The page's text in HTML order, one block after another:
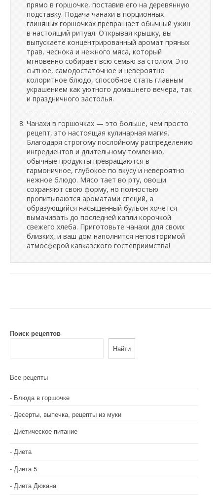
прямо в горшочке, поставив его на деревянную
подставку. Подача чанахи в порционных
глиняных горшочках превращает обычный ужин
в настоящий ритуал. Открывая крышку, вы
выпускаете концентрированный аромат пряных
трав, чеснока и нежного мяса, который
мгновенно собирает всю семью за столом. Это
сытное, самодостаточное и невероятно
колоритное блюдо, способное стать главным
украшением как уютного домашнего вечера, так
и праздничного застолья.
Чанахи в горшочках — это больше, чем просто
рецепт, это настоящая кулинарная магия.
Благодаря строгому послойному распределению
ингредиентов и длительному томлению,
обычные продукты превращаются в
гармоничное, глубокое по вкусу и невероятно
нежное блюдо. Мясо тает во рту, овощи
сохраняют свою форму, но полностью
пропитываются ароматами специй, а
образующийся насыщенный бульон хочется
вымачивать до последней капли корочкой
свежего хлеба. Приготовьте чанахи для своих
близких, и ваш дом наполнится неповторимой
атмосферой кавказского гостеприимства!
Поиск рецептов
Найти
Все рецепты
Блюда в горшочке
Десерты, выпечка, рецепты из муки
Диетическое питание
Диета
Диета 5
Диета Дюкана